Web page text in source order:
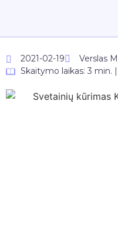
2021-02-19 Verslas
Skaitymo laikas: 3 min.